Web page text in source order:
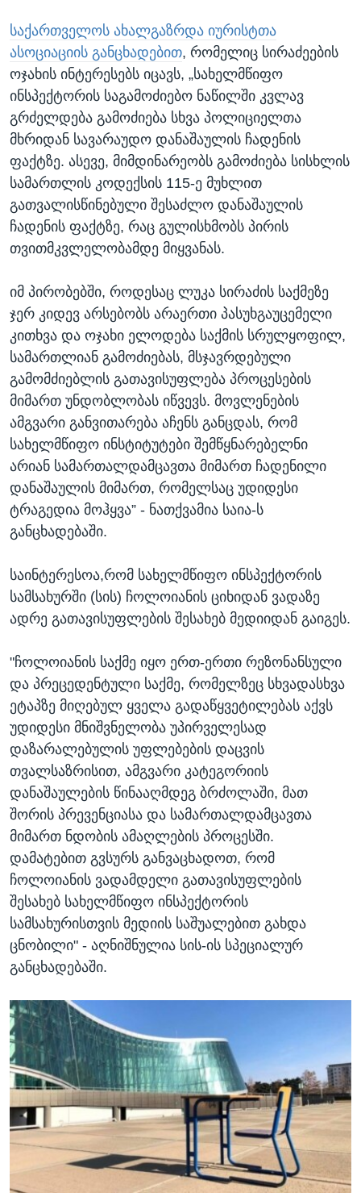
საქართველოს ახალგაზრდა იურისტთა
ასოციაციის განცხადებით, რომელიც სირაძეების
ოჯახის ინტერესებს იცავს, „სახელმწიფო
ინსპექტორის საგამოძიებო ნაწილში კვლავ
გრძელდება გამოძიება სხვა პოლიციელთა
მხრიდან სავარაუდო დანაშაულის ჩადენის
ფაქტზე. ასევე, მიმდინარეობს გამოძიება სისხლის
სამართლის კოდექსის 115-ე მუხლით
გათვალისწინებული შესაძლო დანაშაულის
ჩადენის ფაქტზე, რაც გულისხმობს პირის
თვითმკვლელობამდე მიყვანას.
იმ პირობებში, როდესაც ლუკა სირაძის საქმეზე
ჯერ კიდევ არსებობს არაერთი პასუხგაუცემელი
კითხვა და ოჯახი ელოდება საქმის სრულყოფილ,
სამართლიან გამოძიებას, მსჯავრდებული
გამომძიებლის გათავისუფლება პროცესების
მიმართ უნდობლობას იწვევს. მოვლენების
ამგვარი განვითარება აჩენს განცდას, რომ
სახელმწიფო ინსტიტუტები შემწყნარებელნი
არიან სამართალდამცავთა მიმართ ჩადენილი
დანაშაულის მიმართ, რომელსაც უდიდესი
ტრაგედია მოჰყვა” - ნათქვამია საია-ს
განცხადებაში.
საინტერესოა,რომ სახელმწიფო ინსპექტორის
სამსახურში (სის) ჩოლოიანის ციხიდან ვადაზე
ადრე გათავისუფლების შესახებ მედიიდან გაიგეს.
"ჩოლოიანის საქმე იყო ერთ-ერთი რეზონანსული
და პრეცედენტული საქმე, რომელზეც სხვადასხვა
ეტაპზე მიღებულ ყველა გადაწყვეტილებას აქვს
უდიდესი მნიშვნელობა უპირველესად
დაზარალებულის უფლებების დაცვის
თვალსაზრისით, ამგვარი კატეგორიის
დანაშაულების წინააღმდეგ ბრძოლაში, მათ
შორის პრევენციასა და სამართალდამცავთა
მიმართ ნდობის ამაღლების პროცესში.
დამატებით გვსურს განვაცხადოთ, რომ
ჩოლოიანის ვადამდელი გათავისუფლების
შესახებ სახელმწიფო ინსპექტორის
სამსახურისთვის მედიის საშუალებით გახდა
ცნობილი" - აღნიშნულია სის-ის სპეციალურ
განცხადებაში.